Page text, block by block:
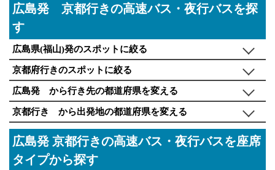
広島発 京都行きの高速バス・夜行バスを探
す
広島県(福山)発のスポットに絞る
京都府行きのスポットに絞る
広島発 から行き先の都道府県を変える
京都行き から出発地の都道府県を変える
広島発 京都行きの高速バス・夜行バスを座席
タイプから探す